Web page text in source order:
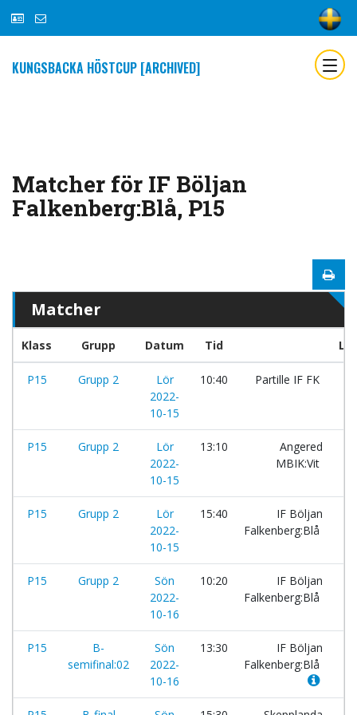
KUNGSBACKA HÖSTCUP [ARCHIVED]
Matcher för IF Böljan
Falkenberg:Blå, P15
Matcher
Klass Grupp Datum Tid
P15 Grupp 2
Lör
2022-
10-15
10:40 Partille IF FK
P15 Grupp 2
Lör
2022-
10-15
13:10
Angered
MBIK:Vit
P15 Grupp 2
Lör
2022-
10-15
15:40
IF Böljan
Falkenberg:Blå
P15 Grupp 2
Sön
2022-
10-16
10:20
IF Böljan
Falkenberg:Blå
P15
B-
semifinal:02
Sön
2022-
10-16
13:30
IF Böljan
Falkenberg:Blå